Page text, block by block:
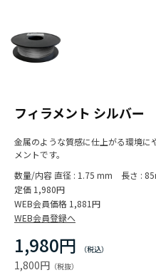
フィラメント シルバー
金属のような質感に仕上がる環境に
メントです。
1,980円
1,800円
数量/内容 直径 : 1.75 mm 長さ :
定価 1,980円
WEB会員価格 1,881円
WEB会員登録へ